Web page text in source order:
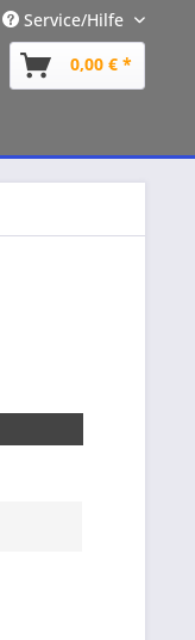
Service/Hilfe
0,00 € *